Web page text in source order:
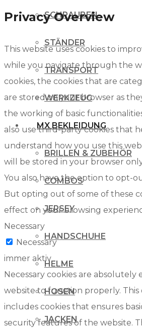
SCHRAUBEN
STÄNDER
TRANSPORT
WERKZEUG
MX BEKLEIDUNG
BRILLEN & ZUBEHÖR
COMBOS
JERSEY
HANDSCHUHE
HELME
HOSEN
JACKEN
Privacy Overview
This website uses cookies to
while you navigate through the
cookies, the cookies that are
are stored on your browser as
the working of basic
also use third-party cookies that
understand how you use this
will be stored in your browser
You also have the option to opt-
But opting out of some of these
effect on your browsing
Necessary
Necessary
immer aktiv
Necessary cookies are absolutely
website to function properly.
includes cookies that ensures
security features of the website.